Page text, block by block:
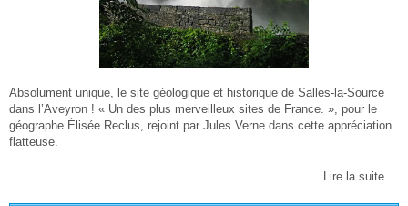
Absolument unique, le site géologique et historique de Salles-la-Source
dans l’Aveyron ! « Un des plus merveilleux sites de France. », pour le
géographe Élisée Reclus, rejoint par Jules Verne dans cette appréciation
flatteuse.
Lire la suite ...